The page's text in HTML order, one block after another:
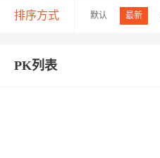
排序方式 默认 最新
PK列表